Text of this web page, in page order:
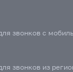
звонков с
звонков из